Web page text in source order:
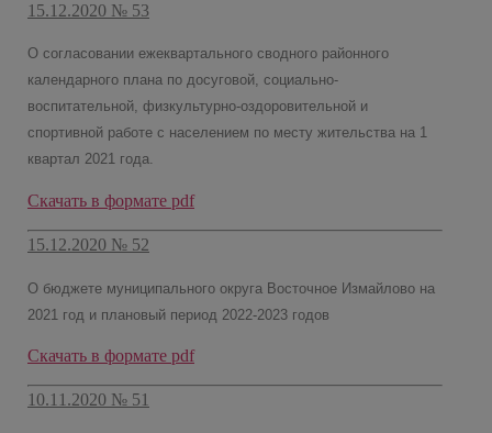
15.12.2020 № 53
О согласовании ежеквартального сводного районного
календарного плана по досуговой, социально-
воспитательной, физкультурно-оздоровительной и
спортивной работе с населением по месту жительства на 1
квартал 2021 года.
Скачать в формате pdf
15.12.2020 № 52
О бюджете муниципального округа Восточное Измайлово на
2021 год и плановый период 2022-2023 годов
Скачать в формате pdf
10.11.2020 № 51